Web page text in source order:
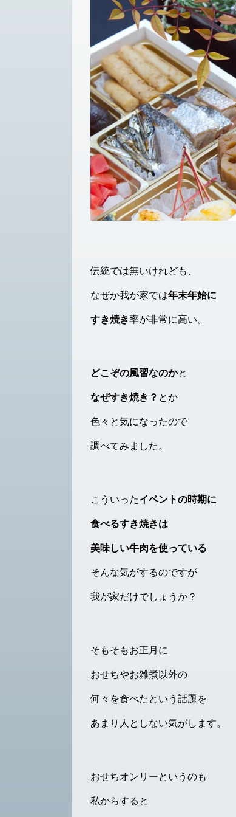
伝統では無いけれども、
なぜか我が家では年末年始に
すき焼き率が非常に高い。
どこぞの風習なのかと
なぜすき焼き？ とか
色々と気になったので
調べてみました。
こういったイベントの時期に
食べるすき焼きは
美味しい牛肉を使っている
そんな気がするのですが
我が家だけでしょうか？
そもそもお正月に
おせちやお雑煮以外の
何々を食べたという話題を
あまり人としない気がします。
おせちオンリーというのも
私からすると